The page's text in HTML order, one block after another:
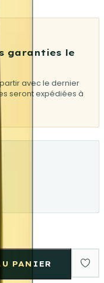
garanties le
avec le dernier
seront expédiées à
PANIER